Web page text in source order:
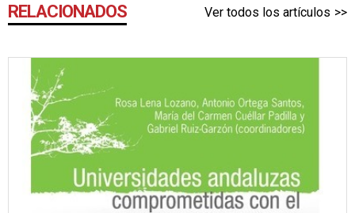
RELACIONADOS Ver todos los artículos